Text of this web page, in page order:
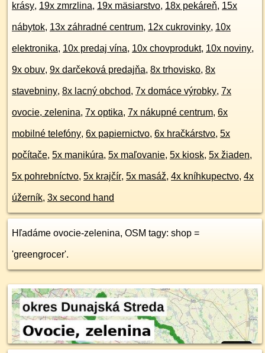
krásy, 19x zmrzlina, 19x mäsiarstvo, 18x pekáreň, 15x
nábytok, 13x záhradné centrum, 12x cukrovinky, 10x
elektronika, 10x predaj vína, 10x chovprodukt, 10x noviny,
9x obuv, 9x darčeková predajňa, 8x trhovisko, 8x
stavebniny, 8x lacný obchod, 7x domáce výrobky, 7x
ovocie, zelenina, 7x optika, 7x nákupné centrum, 6x
mobilné telefóny, 6x papiernictvo, 6x hračkárstvo, 5x
počítače, 5x manikúra, 5x maľovanie, 5x kiosk, 5x žiaden,
5x pohrebníctvo, 5x krajčír, 5x masáž, 4x kníhkupectvo, 4x
úžerník, 3x second hand
Hľadáme ovocie-zelenina, OSM tagy: shop =
'greengrocer'.